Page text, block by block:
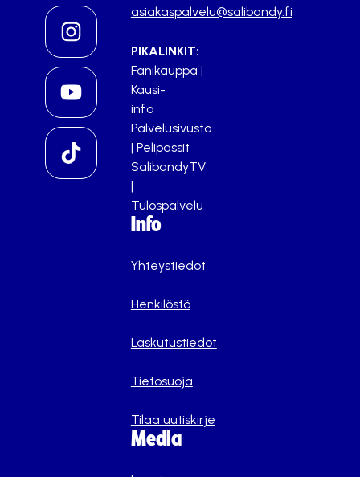
asiakaspalvelu@salibandy.fi
PIKALINKIT:
Fanikauppa |
Kausi-
info
Palvelusivusto
| Pelipassit
SalibandyTV
|
Tulospalvelu
Info
Yhteystiedot
Henkilöstö
Laskutustiedot
Tietosuoja
Tilaa uutiskirje
Media